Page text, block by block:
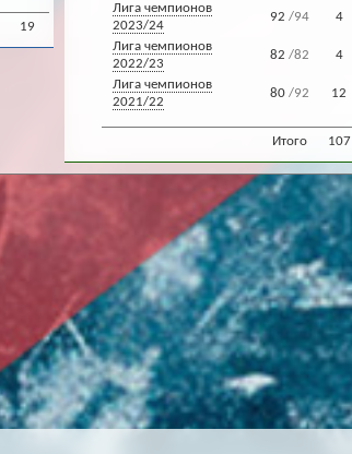
19
Лига чемпионов
2023/24
92 /94 4
Лига чемпионов
2022/23
82 /82 4
Лига чемпионов
2021/22
80 /92 12
Итого 107